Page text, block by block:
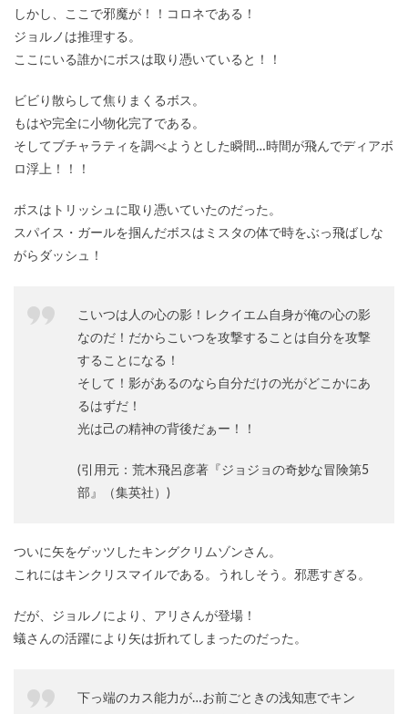
しかし、ここで邪魔が！！コロネである！
ジョルノは推理する。
ここにいる誰かにボスは取り憑いていると！！
ビビり散らして焦りまくるボス。
もはや完全に小物化完了である。
そしてブチャラティを調べようとした瞬間…時間が飛んでディアボ
ロ浮上！！！
ボスはトリッシュに取り憑いていたのだった。
スパイス・ガールを掴んだボスはミスタの体で時をぶっ飛ばしな
がらダッシュ！
こいつは人の心の影！レクイエム自身が俺の心の影
なのだ！だからこいつを攻撃することは自分を攻撃
することになる！
そして！影があるのなら自分だけの光がどこかにあ
るはずだ！
光は己の精神の背後だぁー！！
(引用元：荒木飛呂彦著『ジョジョの奇妙な冒険第5
部』（集英社）)
ついに矢をゲッツしたキングクリムゾンさん。
これにはキンクリスマイルである。うれしそう。邪悪すぎる。
だが、ジョルノにより、アリさんが登場！
蟻さんの活躍により矢は折れてしまったのだった。
下っ端のカス能力が…お前ごときの浅知恵でキン